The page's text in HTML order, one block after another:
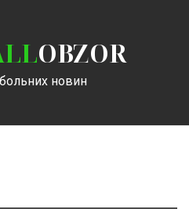
OBZOR
новин